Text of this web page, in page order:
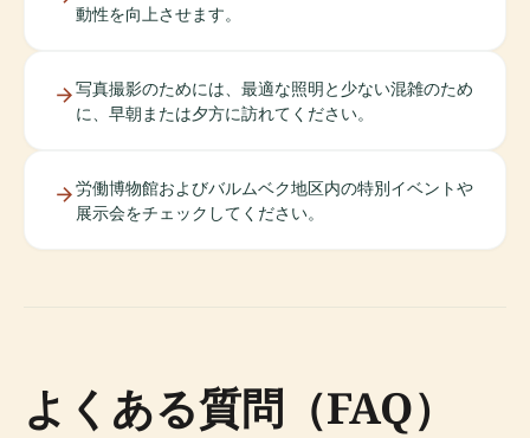
動性を向上させます。
写真撮影のためには、最適な照明と少ない混雑のため
に、早朝または夕方に訪れてください。
労働博物館およびバルムベク地区内の特別イベントや
展示会をチェックしてください。
よくある質問（FAQ）